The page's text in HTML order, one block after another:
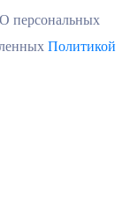
персональных
Политикой